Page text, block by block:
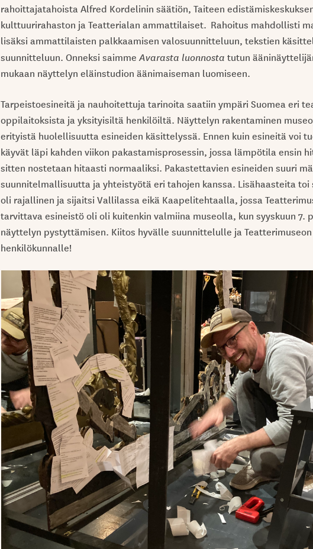
rahoittajatahoista Alfred Kordelinin säätiön, Taiteen
kulttuurirahaston ja Teatterialan ammattilaiset. Rahoitus mahdollisti
lisäksi ammattilaisten palkkaamisen valosuunnitteluun, tekstien
suunnitteluun. Onneksi saimmeAvarasta luonnosta tutun
mukaan näyttelyn eläinstudion äänimaiseman luomiseen.
Tarpeistoesineitä ja nauhoitettuja tarinoita saatiin ympäri Suomea eri
oppilaitoksista ja yksityisiltä henkilöiltä. Näyttelyn rakentaminen
erityistä huolellisuutta esineiden käsittelyssä. Ennen kuin esineitä voi
käyvät läpi kahden viikon pakastamisprosessin, jossa lämpötila ensin
sitten nostetaan hitaasti normaaliksi. Pakastettavien esineiden suuri
suunnitelmallisuutta ja yhteistyötä eri tahojen kanssa. Lisähaasteita
oli rajallinen ja sijaitsi Vallilassa eikä Kaapelitehtaalla, jossa
tarvittava esineistö oli oli kuitenkin valmiina museolla, kun syyskuun 7.
näyttelyn pystyttämisen. Kiitos hyvälle suunnittelulle ja
henkilökunnalle!